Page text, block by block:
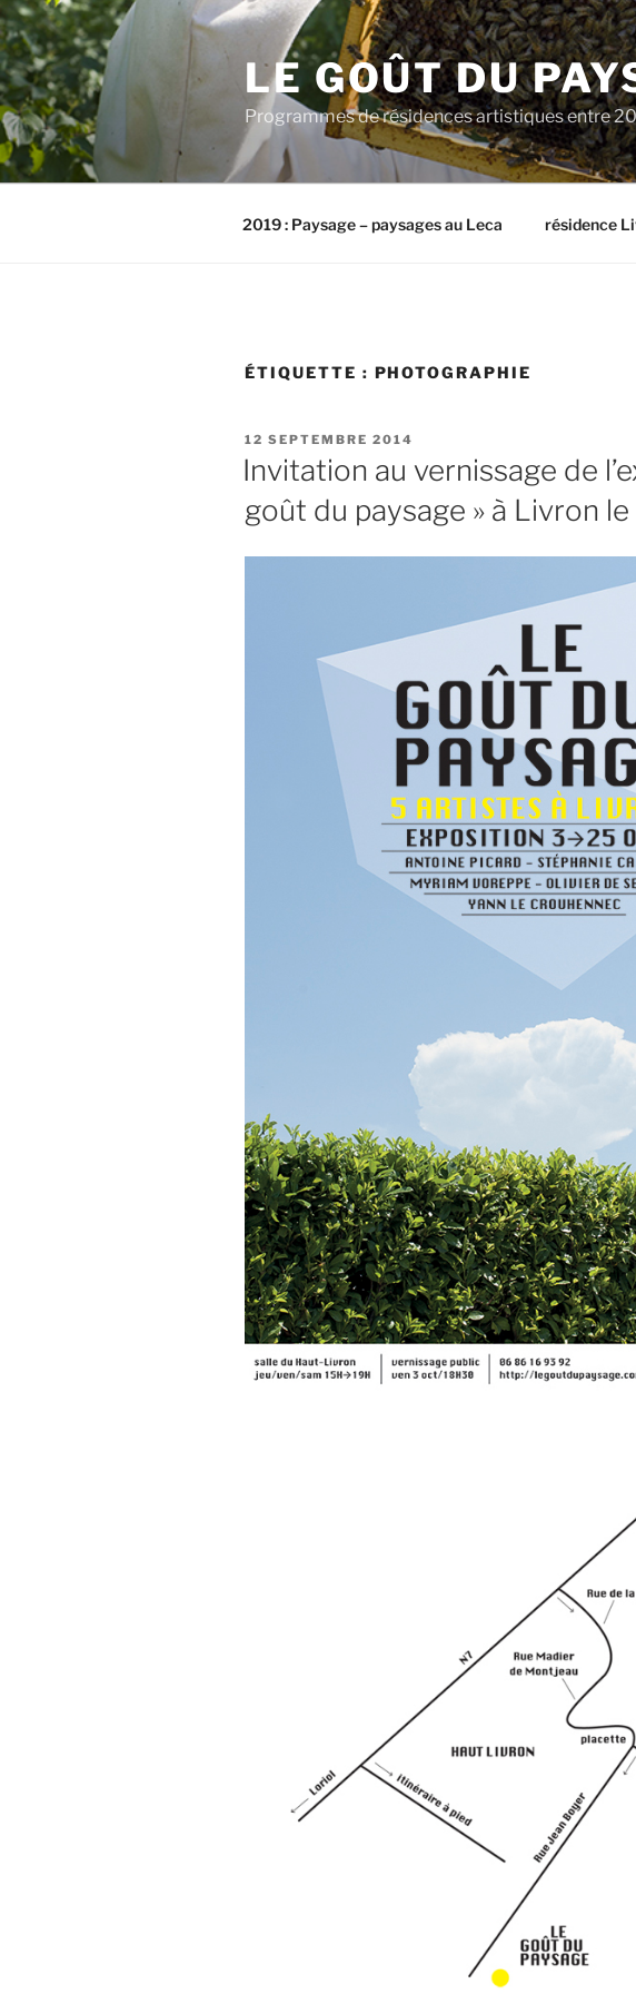
Aller
au
contenu
principal
LE GOÛT DU
Programmes de résidences artistiques entre
2019 : Paysage – paysages au Leca résidence
ÉTIQUETTE : PHOTOGRAPHIE
PUBLIÉ
LE
12 SEPTEMBRE 2014
Invitation au vernissage de
goût du paysage » à Livron